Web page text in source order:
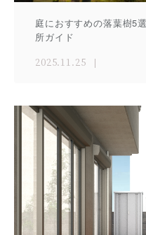
庭におすすめの落葉樹5
所ガイド
2025.11.25